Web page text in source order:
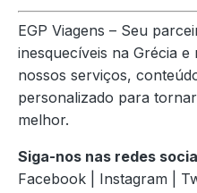
EGP Viagens – Seu
inesquecíveis na Grécia
nossos serviços,
personalizado para
melhor.
Siga-nos nas redes
Facebook | Instagram |